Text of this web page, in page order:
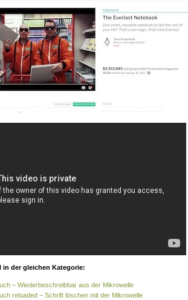
in der gleichen Kategorie:
– Wiederbeschreibbar aus der Mikrowelle
reloaded – Schrift löschen mit der Mikrowelle